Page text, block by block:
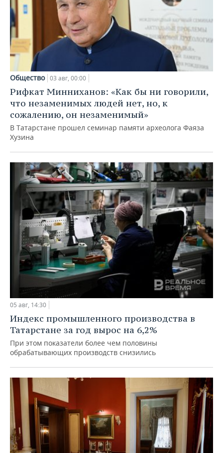
Общество 03 авг, 00:00
Рифкат Минниханов: «Как бы ни говорили,
что незаменимых людей нет, но, к
сожалению, он незаменимый»
В Татарстане прошел семинар памяти археолога Фаяза
Хузина
05 авг, 14:30
Индекс промышленного производства в
Татарстане за год вырос на 6,2%
При этом показатели более чем половины
обрабатывающих производств снизились